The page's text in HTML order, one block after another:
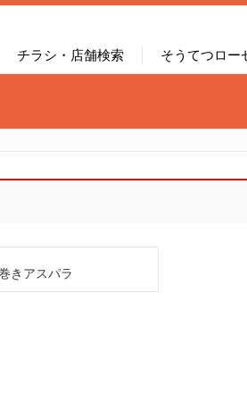
チラシ・店舗検索 そうてつロー
きアスパラ